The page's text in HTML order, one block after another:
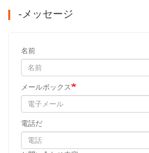
-メッセージ
名前
メールボックス
電話だ